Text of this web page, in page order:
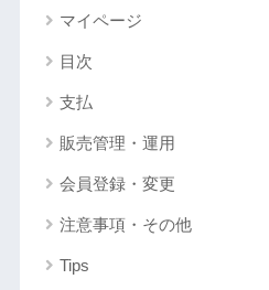
マイページ
目次
支払
販売管理・運用
会員登録・変更
注意事項・その他
Tips